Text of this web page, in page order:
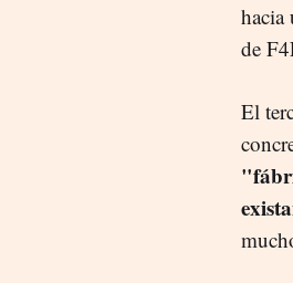
hacia
de
El